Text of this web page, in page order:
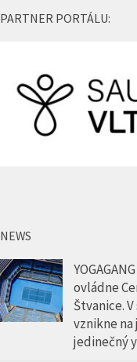
PARTNER PORTÁLU:
NEWS
ovládne
Štvanice.
vznikne
jedinečný